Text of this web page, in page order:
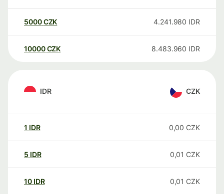
5000CZK 4.241.980 IDR
10000 CZK 8.483.960 IDR
IDR CZK
1 IDR 0,00 CZK
5 IDR 0,01 CZK
10 IDR 0,01 CZK